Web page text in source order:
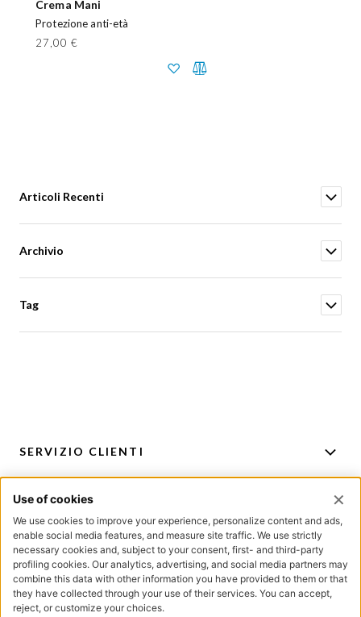
Crema Mani
Protezione anti-età
27,00 €
Articoli Recenti
Archivio
Tag
SERVIZIO CLIENTI
PER CONSIGLI E ACQUISTI